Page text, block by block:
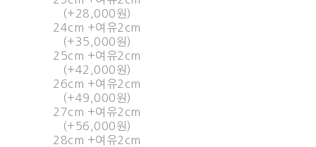
(+28,000원)
24cm +여유2cm
(+35,000원)
25cm +여유2cm
(+42,000원)
26cm +여유2cm
(+49,000원)
27cm +여유2cm
(+56,000원)
28cm +여유2cm